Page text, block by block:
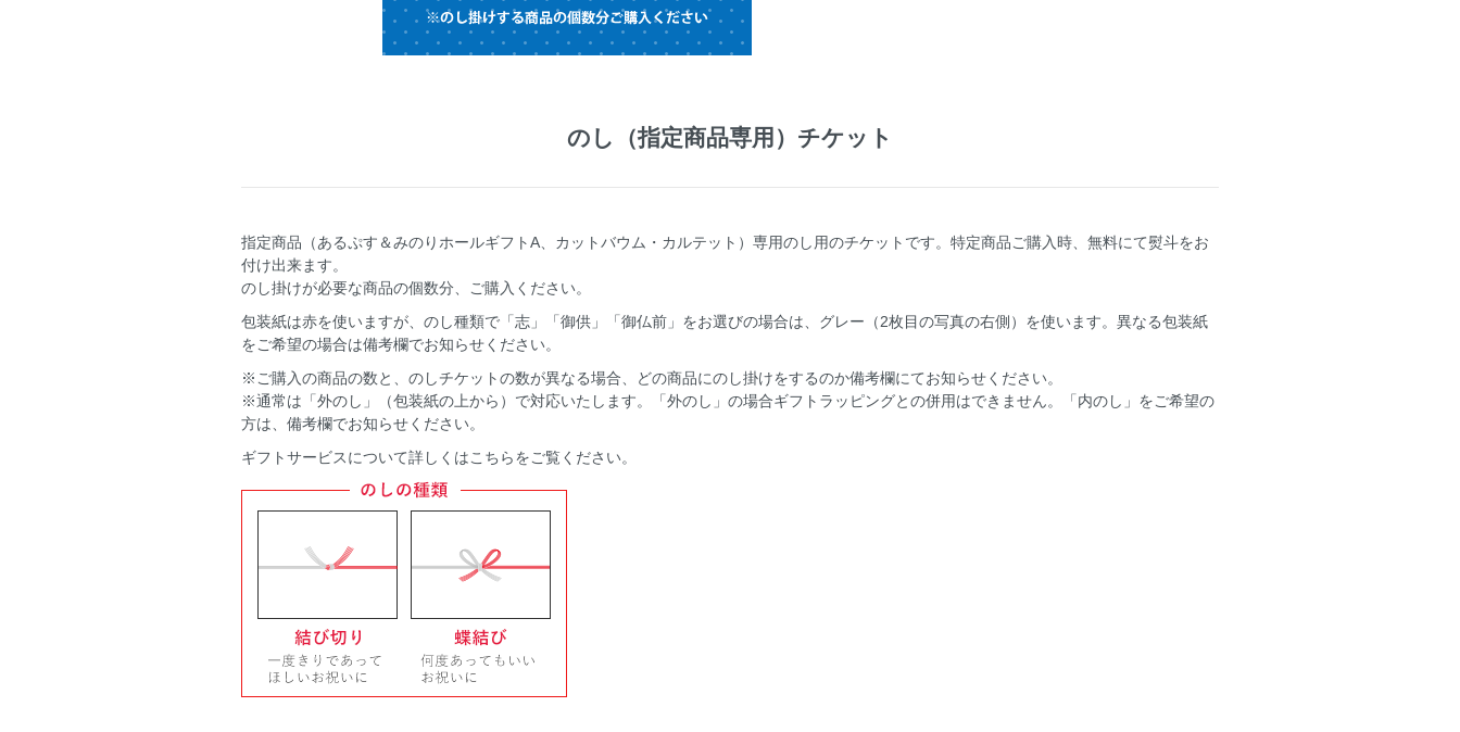
のし（指定商品専用）チケット
指定商品（あるぷす＆みのりホールギフトA、カットバウム・カルテット）専用のし用のチケットです。特定商品ご購入時、無料にて熨斗をお
付け出来ます。
のし掛けが必要な商品の個数分、ご購入ください。
包装紙は赤を使いますが、のし種類で「志」「御供」「御仏前」をお選びの場合は、グレー（2枚目の写真の右側）を使います。異なる包装紙
をご希望の場合は備考欄でお知らせください。
※ご購入の商品の数と、のしチケットの数が異なる場合、どの商品にのし掛けをするのか備考欄にてお知らせください。
※通常は「外のし」（包装紙の上から）で対応いたします。「外のし」の場合ギフトラッピングとの併用はできません。「内のし」をご希望の
方は、備考欄でお知らせください。
ギフトサービスについて詳しくはこちらをご覧ください。